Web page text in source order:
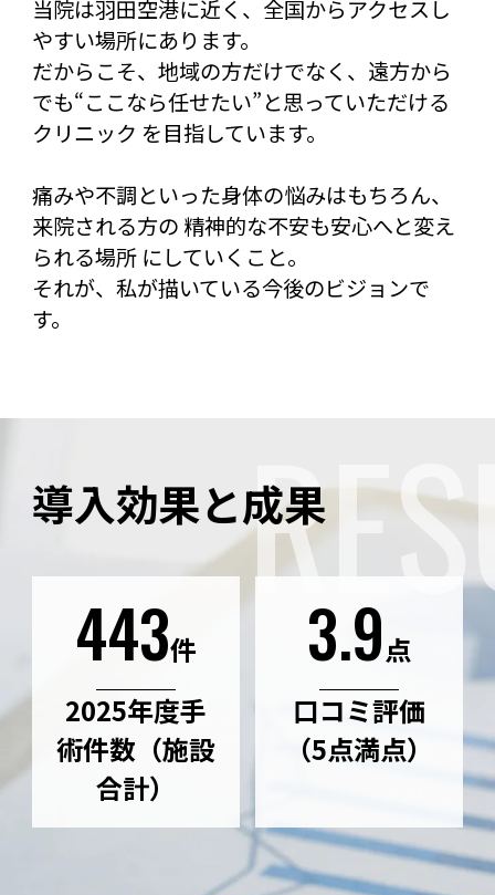
当院は羽田空港に近く、全国からアクセスし
やすい場所にあります。
だからこそ、地域の方だけでなく、遠方から
でも“ここなら任せたい”と思っていただける
クリニック を目指しています。
痛みや不調といった身体の悩みはもちろん、
来院される方の 精神的な不安も安心へと変え
られる場所 にしていくこと。
それが、私が描いている今後のビジョンで
す。
導入効果と成果
443件
2025年度手
術件数（施設
合計）
3.9点
口コミ評価
（5点満点）